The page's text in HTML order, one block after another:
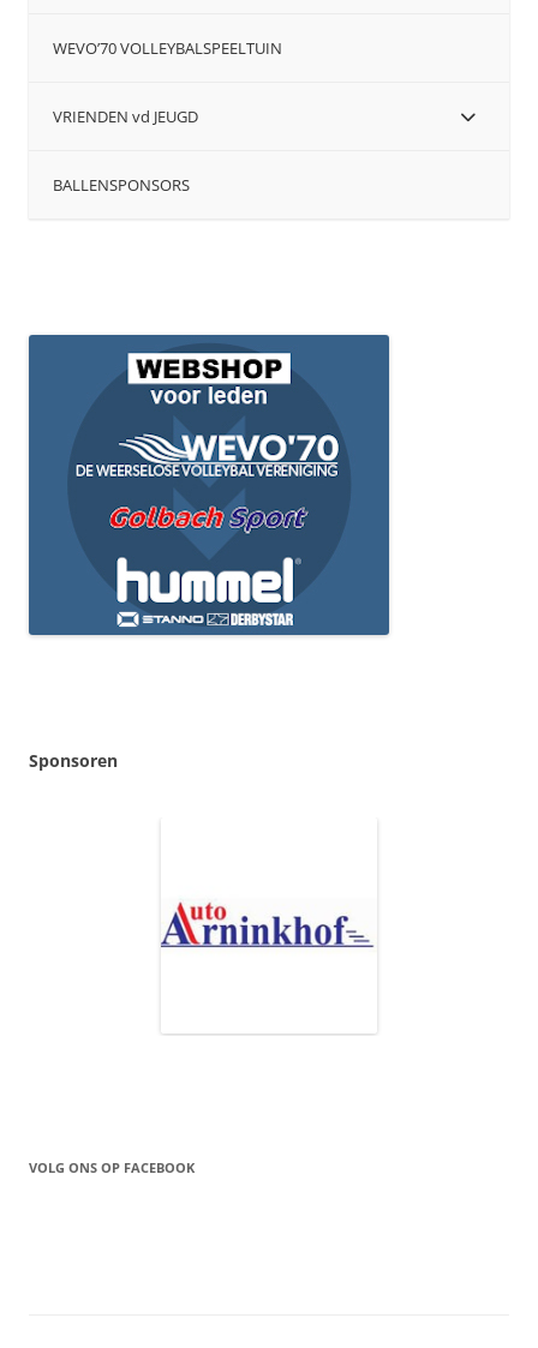
WEVO’70 VOLLEYBALSPEELTUIN
VRIENDEN vd JEUGD
BALLENSPONSORS
Sponsoren
VOLG ONS OP FACEBOOK